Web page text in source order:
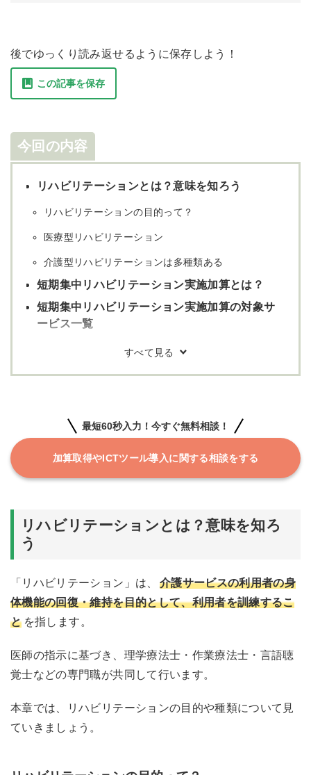
後でゆっくり読み返せるように保存しよう！
この記事を保存
今回の内容
リハビリテーションとは？意味を知ろう
リハビリテーションの目的って？
医療型リハビリテーション
介護型リハビリテーションは多種類ある
短期集中リハビリテーション実施加算とは？
短期集中リハビリテーション実施加算の対象サ
ービス一覧
在宅サービス(居宅介護支援)
施設サービス
訪問リハ｜(予防)訪問リハ
老健
加算関連Q＆A
加算に関する届出と報酬支払いまでの流れ
2.届出先と書類及び申請期限の確認
4.算定開始
加算請求に役立つツールは「介護ソフト」
最短60秒入力！今すぐ無料相談！
加算取得やICTツール導入に関する相談をする
リハビリテーションとは？意味を知ろ
う
「リハビリテーション」は、
介護サービスの利用者の身
体機能の回復・維持を目的として、利用者を訓練するこ
と を指します。
医師の指示に基づき、理学療法士・作業療法士・言語聴
覚士などの専門職が共同して行います。
本章では、リハビリテーションの目的や種類について見
ていきましょう。